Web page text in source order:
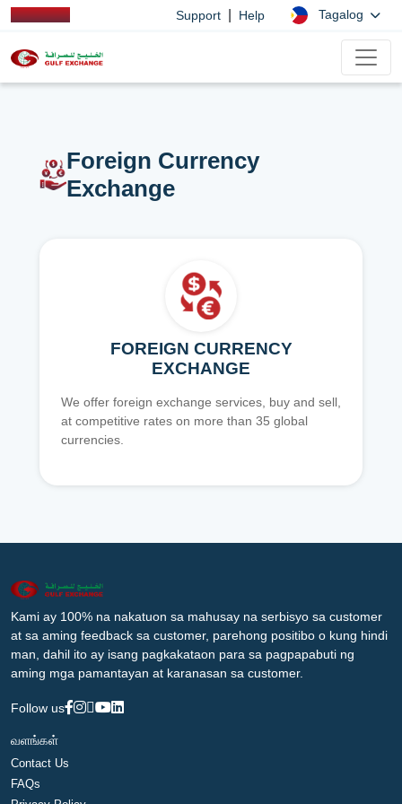
Support Help Tagalog
Foreign Currency
Exchange
FOREIGN CURRENCY
EXCHANGE
We offer foreign exchange services, buy and sell,
at competitive rates on more than 35 global
currencies.
Kami ay 100% na nakatuon sa mahusay na serbisyo sa customer
at sa aming feedback sa customer, parehong positibo o kung hindi
man, dahil ito ay isang pagkakataon para sa pagpapabuti ng
aming mga pamantayan at karanasan sa customer.
Follow us
வளங்கள்
Contact Us
FAQs